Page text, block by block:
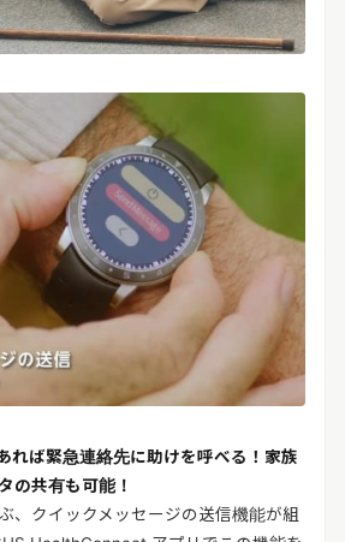
れば緊急連絡先に助けを呼べる！家族
の共有も可能！
、クイックメッセージの送信機能が組